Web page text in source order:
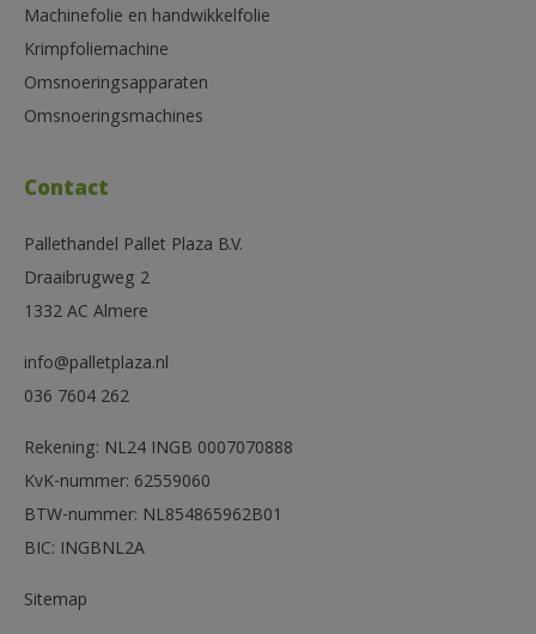
Machinefolie en handwikkelfolie
Krimpfoliemachine
Omsnoeringsapparaten
Omsnoeringsmachines
Contact
Pallethandel Pallet Plaza B.V.
Draaibrugweg 2
1332 AC Almere
info@palletplaza.nl
036 7604 262
Rekening: NL24 INGB 0007070888
KvK-nummer: 62559060
BTW-nummer: NL854865962B01
BIC: INGBNL2A
Sitemap